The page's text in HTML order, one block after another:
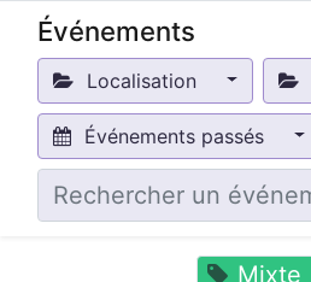
Événements
Localisation
Événements passés
Mixte